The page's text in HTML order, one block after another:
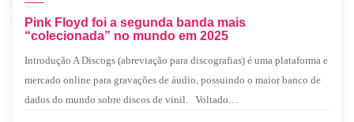
Pink Floyd foi a segunda banda mais
“colecionada” no mundo em 2025
Introdução A Discogs (abreviação para discografias) é uma plataforma e
mercado online para gravações de áudio, possuindo o maior banco de
dados do mundo sobre discos de vinil. Voltado…